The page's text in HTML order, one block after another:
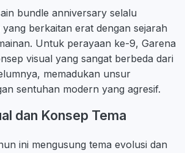
bundle anniversary selalu
berkaitan erat dengan sejarah
Untuk perayaan ke-9, Garena
visual yang sangat berbeda dari
memadukan unsur
sentuhan modern yang agresif.
dan Konsep Tema
ini mengusung tema evolusi dan